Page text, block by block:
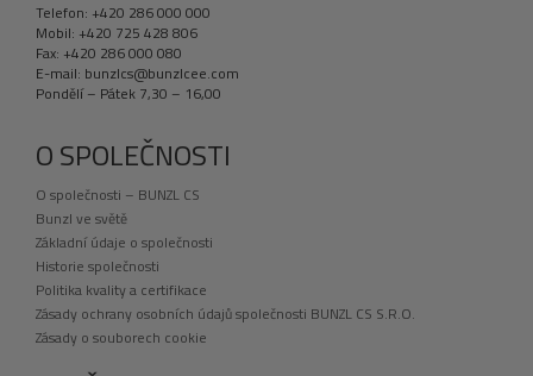
Telefon: +420 286 000 000
Mobil: +420 725 428 806
Fax: +420 286 000 080
E-mail: bunzlcs@bunzlcee.com
Pondělí – Pátek 7,30 – 16,00
O SPOLEČNOSTI
O společnosti – BUNZL CS
Bunzl ve světě
Základní údaje o společnosti
Historie společnosti
Politika kvality a certifikace
Zásady ochrany osobních údajů společnosti BUNZL CS S.R.O.
Zásady o souborech cookie